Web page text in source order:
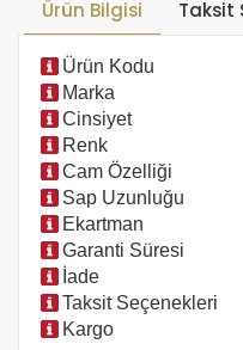
Ürün Bilgisi Taksit
Ürün Kodu
Marka
Cinsiyet
Renk
Cam Özelliği
Sap Uzunluğu
Ekartman
Garanti Süresi
İade
Taksit Seçenekleri
Kargo